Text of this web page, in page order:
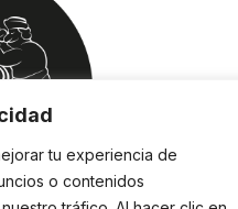
tu experiencia de
o contenidos